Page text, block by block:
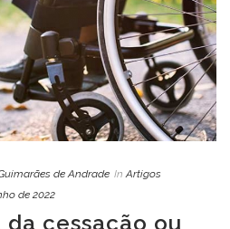
de Andrade In Artigos
de 2022
da cessação ou